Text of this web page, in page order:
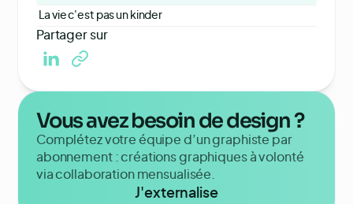
La vie c'est pas un kinder
Partager sur
Vous avez besoin de design ?
Complétez votre équipe d’un graphiste par
abonnement : créations graphiques à volonté
via collaboration mensualisée.
J'externalise